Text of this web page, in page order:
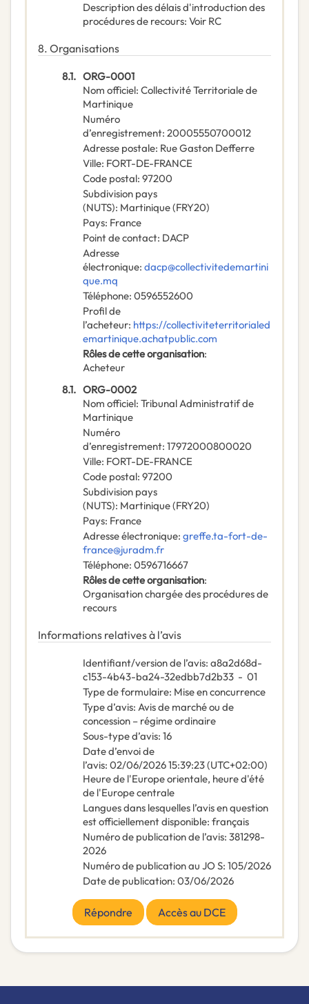
Description des délais d'introduction des
procédures de recours: Voir RC
8. Organisations
8.1. ORG-0001
Nom officiel: Collectivité Territoriale de
Martinique
Numéro
d’enregistrement: 20005550700012
Adresse postale: Rue Gaston Defferre
Ville: FORT-DE-FRANCE
Code postal: 97200
Subdivision pays
(NUTS): Martinique(FRY20)
Pays: France
Point de contact: DACP
Adresse
électronique: dacp@collectivitedemartini
que.mq
Téléphone: 0596552600
Profil de
l’acheteur: https://collectiviteterritorialed
emartinique.achatpublic.com
Rôles de cette organisation:
Acheteur
8.1. ORG-0002
Nom officiel: Tribunal Administratif de
Martinique
Numéro
d’enregistrement: 17972000800020
Ville: FORT-DE-FRANCE
Code postal: 97200
Subdivision pays
(NUTS): Martinique(FRY20)
Pays: France
Adresse électronique: greffe.ta-fort-de-
france@juradm.fr
Téléphone: 0596716667
Rôles de cette organisation:
Organisation chargée des procédures de
recours
Informations relatives à l’avis
Identifiant/version de l’avis: a8a2d68d-
c153-4b43-ba24-32edbb7d2b33 - 01
Type de formulaire: Mise en concurrence
Type d’avis: Avis de marché ou de
concession – régime ordinaire
Sous-type d’avis: 16
Date d’envoi de
l’avis: 02/06/202615:39:23 (UTC+02:00)
Heure de l'Europe orientale, heure d'été
de l'Europe centrale
Langues dans lesquelles l’avis en question
est officiellement disponible: français
Numéro de publication de l’avis: 381298-
2026
Numéro de publication au JO S: 105/2026
Date de publication: 03/06/2026
Répondre Accès au DCE